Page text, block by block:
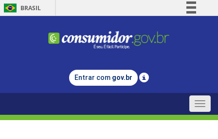
BRASIL
Comunica BR
Legislação
Entrar com gov.br
Toggle